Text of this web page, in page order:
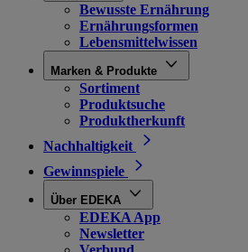
Bewusste Ernährung
Ernährungsformen
Lebensmittelwissen
Marken & Produkte
Sortiment
Produktsuche
Produktherkunft
Nachhaltigkeit
Gewinnspiele
Über EDEKA
EDEKA App
Newsletter